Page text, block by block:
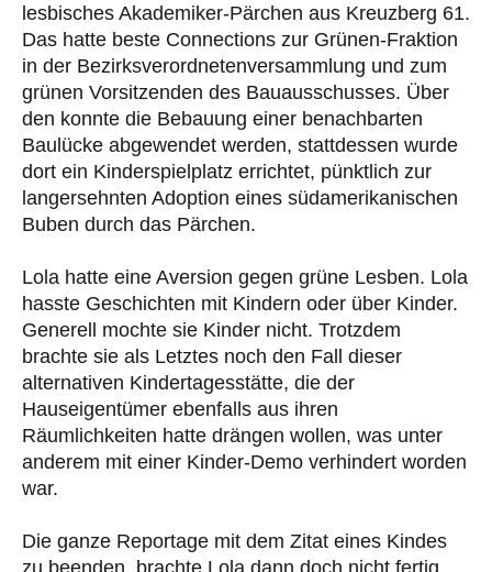
lesbisches Akademiker-Pärchen aus Kreuzberg 61.
Das hatte beste Connections zur Grünen-Fraktion
in der Bezirksverordnetenversammlung und zum
grünen Vorsitzenden des Bauausschusses. Über
den konnte die Bebauung einer benachbarten
Baulücke abgewendet werden, stattdessen wurde
dort ein Kinderspielplatz errichtet, pünktlich zur
langersehnten Adoption eines südamerikanischen
Buben durch das Pärchen.
Lola hatte eine Aversion gegen grüne Lesben. Lola
hasste Geschichten mit Kindern oder über Kinder.
Generell mochte sie Kinder nicht. Trotzdem
brachte sie als Letztes noch den Fall dieser
alternativen Kindertagesstätte, die der
Hauseigentümer ebenfalls aus ihren
Räumlichkeiten hatte drängen wollen, was unter
anderem mit einer Kinder-Demo verhindert worden
war.
Die ganze Reportage mit dem Zitat eines Kindes
zu beenden, brachte Lola dann doch nicht fertig,